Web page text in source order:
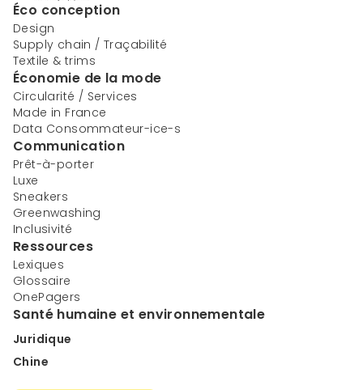
Éco conception
Design
Supply chain / Traçabilité
Textile & trims
Économie de la mode
Circularité / Services
Made in France
Data Consommateur-ice-s
Communication
Prêt-à-porter
Luxe
Sneakers
Greenwashing
Inclusivité
Ressources
Lexiques
Glossaire
OnePagers
Santé humaine et environnementale
Juridique
Chine